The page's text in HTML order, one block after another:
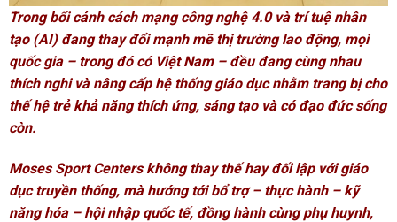
Trong bối cảnh cách mạng công nghệ 4.0 và trí tuệ nhân
tạo (AI) đang thay đổi mạnh mẽ thị trường lao động, mọi
quốc gia – trong đó có Việt Nam – đều đang cùng nhau
thích nghi và nâng cấp hệ thống giáo dục nhằm trang bị cho
thế hệ trẻ khả năng thích ứng, sáng tạo và có đạo đức sống
còn.
Moses Sport Centers không thay thế hay đối lập với giáo
dục truyền thống, mà hướng tới bổ trợ – thực hành – kỹ
năng hóa – hội nhập quốc tế, đồng hành cùng phụ huynh,